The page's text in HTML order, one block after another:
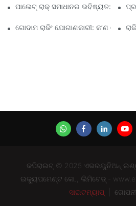
ପାଲେଟ୍ ରାକ୍ ସମାଧାନର ଭବିଷ୍ୟତ: ଧାରା
ଗୋଦାମ ରାକିଂ ଯୋଗାଣକାରୀ: କ’ଣ ଖୋଜିବେ
କପିରାଇଟ୍ © 2025 ଏଭରୟୁନିଅନ୍
ଇକ୍ୟୁପମେଣ୍ଟ କୋ., ଲିମିଟେଡ୍ -
ସାଇଟମ୍ୟାପ୍